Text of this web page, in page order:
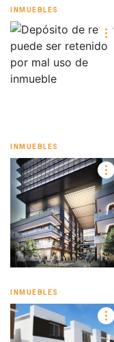
INMUEBLES
INMUEBLES
INMUEBLES